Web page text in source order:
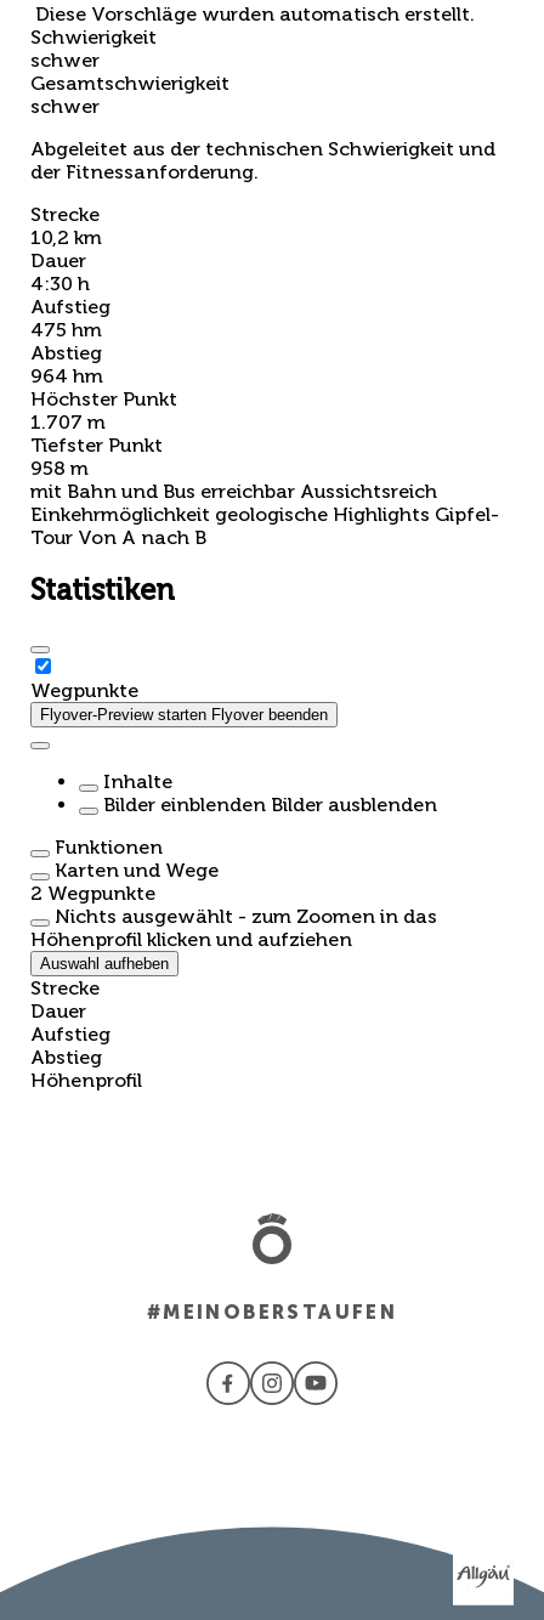
Diese Vorschläge wurden automatisch erstellt.
Schwierigkeit
schwer
Gesamtschwierigkeit
schwer
Abgeleitet aus der technischen Schwierigkeit und
der Fitnessanforderung.
Strecke
10,2 km
Dauer
4:30 h
Aufstieg
475 hm
Abstieg
964 hm
Höchster Punkt
1.707 m
Tiefster Punkt
958 m
mit Bahn und Bus erreichbar Aussichtsreich
Einkehrmöglichkeit geologische Highlights Gipfel-
Tour Von A nach B
Statistiken
Wegpunkte
Flyover-Preview starten Flyover beenden
Inhalte
Bilder einblenden Bilder ausblenden
Funktionen
Karten und Wege
2 Wegpunkte
Nichts ausgewählt - zum Zoomen in das
Höhenprofil klicken und aufziehen
Auswahl aufheben
Strecke
Dauer
Aufstieg
Abstieg
Höhenprofil
#MEINOBERSTAUFEN